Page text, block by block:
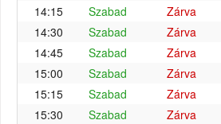
14:15
Szabad Zárva
14:30
Szabad Zárva
14:45
Szabad Zárva
15:00
Szabad Zárva
15:15
Szabad Zárva
15:30
Szabad Zárva